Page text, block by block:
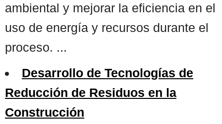
ambiental y mejorar la eficiencia en el
uso de energía y recursos durante el
proceso. ...
Desarrollo de Tecnologías de
Reducción de Residuos en la
Construcción